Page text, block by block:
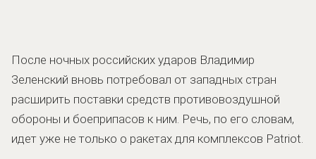
После ночных российских ударов Владимир
Зеленский вновь потребовал от западных стран
расширить поставки средств противовоздушной
обороны и боеприпасов к ним. Речь, по его словам,
идет уже не только о ракетах для комплексов Patriot.